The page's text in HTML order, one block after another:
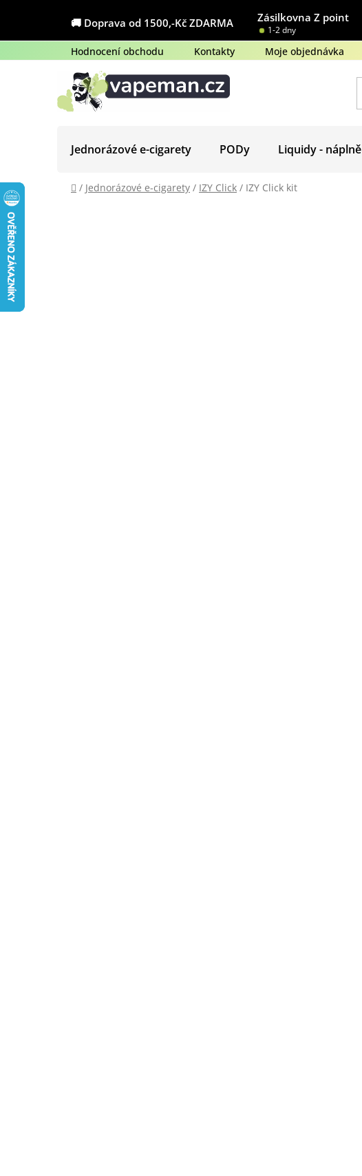
obsah
🚚 Doprava od 1500,-Kč ZDARMA Zásilkovna Z point
1-2 dny
Hodnocení obchodu Kontakty Moje objednávka
Jednorázové e-cigarety PODy Liquidy - náplně
Domů
/ Jednorázové e-cigarety / IZY Click / IZY Click kit